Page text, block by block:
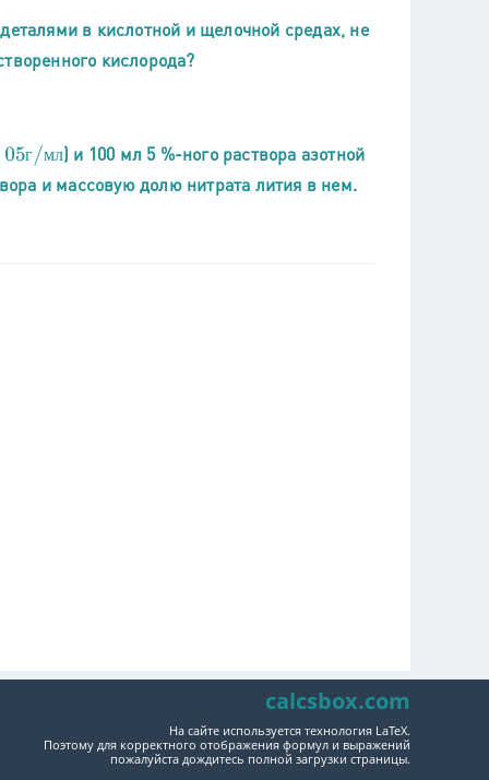
в кислотной и щелочной средах, не
кислорода?
г мл
/мл
) и 100 мл 5 %-ного раствора азотной
и массовую долю нитрата лития в нем.
calcsbox.com
На сайте используется технология LaTeX.
Поэтому для корректного отображения формул и выражений
пожалуйста дождитесь полной загрузки страницы.